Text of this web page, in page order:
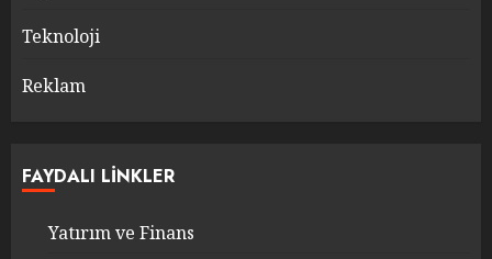
Teknoloji
Reklam
FAYDALI LINKLER
Yatırım ve Finans